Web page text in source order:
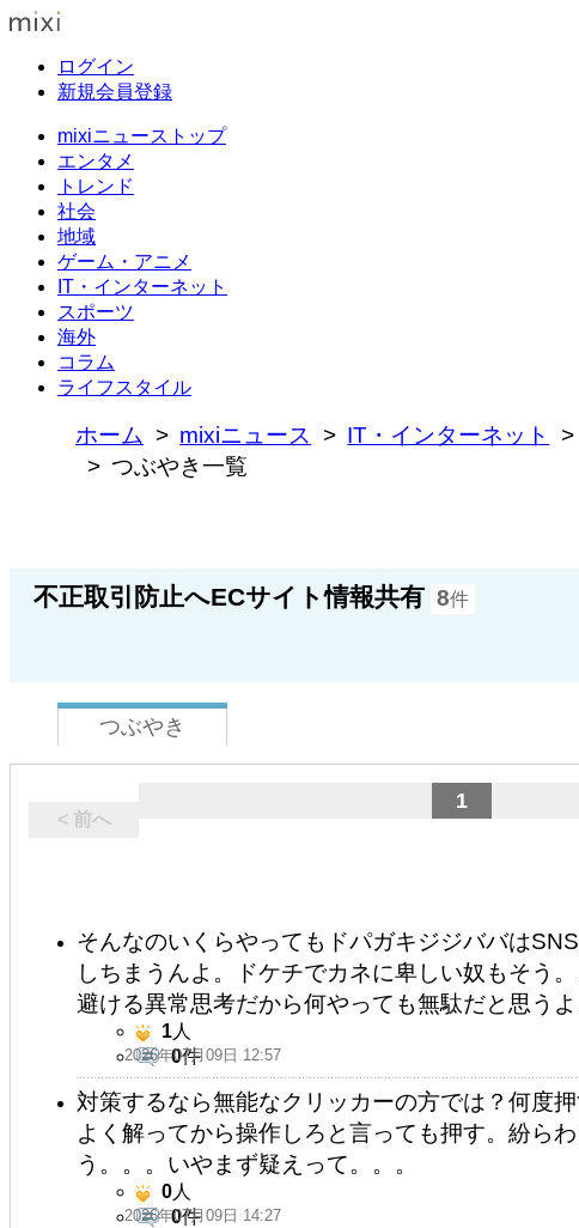
ログイン
新規会員登録
mixiニューストップ
エンタメ
トレンド
社会
地域
ゲーム・アニメ
IT・インターネット
スポーツ
海外
コラム
ライフスタイル
ホーム mixiニュース IT・インターネット
つぶやき一覧
不正取引防止へECサイト情報共有 8件
つぶやき
< 前へ
1
そんなのいくらやってもドパガキジジババは
しちまうんよ。ドケチでカネに卑しい奴もそう
避ける異常思考だから何やっても無駄だと思うよ
2026年07月09日 12:57
1人
0件
対策するなら無能なクリッカーの方では？何度
よく解ってから操作しろと言っても押す。紛ら
う。。。いやまず疑えって。。。
2026年07月09日 14:27
0人
0件